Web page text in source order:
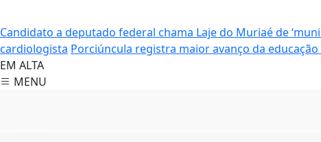
Candidato a deputado federal chama Laje do Muriaé de
cardiologista Porciúncula registra maior avanço da
EM ALTA
MENU